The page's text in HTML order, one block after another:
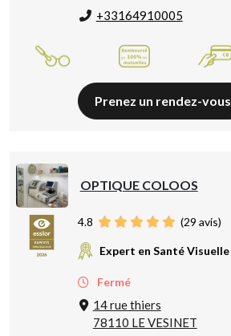
+33164910005
Prenez un rendez-vous
OPTIQUE COLOOS
4.8 (29 avis)
Expert en Santé Visuelle
Fermé
14 rue thiers
78110 LE VESINET